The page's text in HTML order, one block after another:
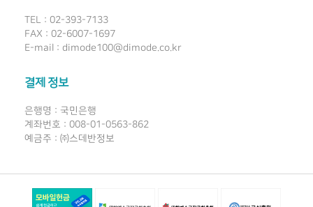
TEL : 02-393-7133
FAX : 02-6007-1697
E-mail : dimode100@dimode.co.kr
결제 정보
은행명 : 국민은행
계좌번호 : 008-01-0563-862
예금주 : ㈜스데반정보